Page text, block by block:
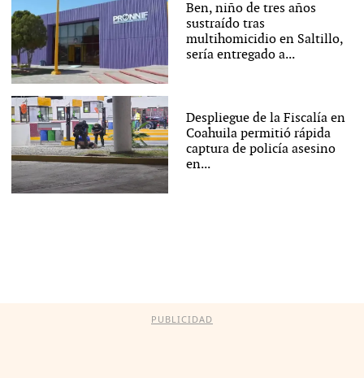
Ben, niño de tres años
sustraído tras
multihomicidio en Saltillo,
sería entregado a...
Despliegue de la Fiscalía en
Coahuila permitió rápida
captura de policía asesino
en...
PUBLICIDAD